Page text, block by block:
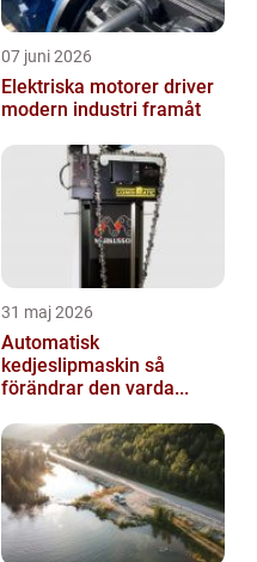
07 juni 2026
Elektriska motorer driver
modern industri framåt
31 maj 2026
Automatisk
kedjeslipmaskin så
förändrar den varda...